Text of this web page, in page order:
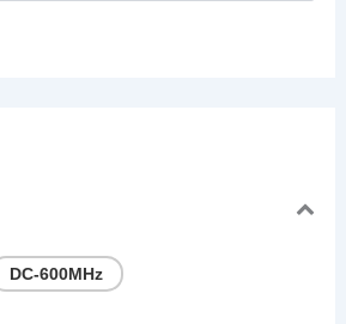
DC-600MHz